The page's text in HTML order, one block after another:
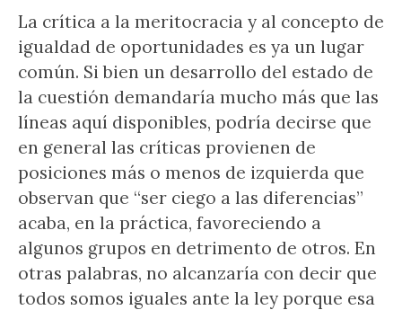
La crítica a la meritocracia y al concepto de
igualdad de oportunidades es ya un lugar
común. Si bien un desarrollo del estado de
la cuestión demandaría mucho más que las
líneas aquí disponibles, podría decirse que
en general las críticas provienen de
posiciones más o menos de izquierda que
observan que “ser ciego a las diferencias”
acaba, en la práctica, favoreciendo a
algunos grupos en detrimento de otros. En
otras palabras, no alcanzaría con decir que
todos somos iguales ante la ley porque esa